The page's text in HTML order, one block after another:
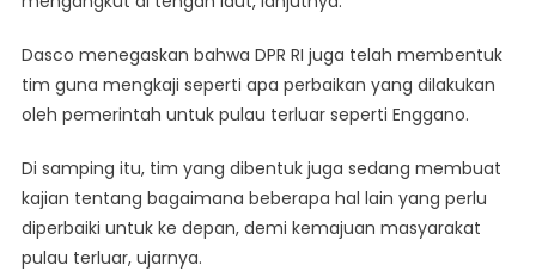
Dasco menegaskan bahwa DPR RI juga telah membentuk
tim guna mengkaji seperti apa perbaikan yang dilakukan
oleh pemerintah untuk pulau terluar seperti Enggano.
Di samping itu, tim yang dibentuk juga sedang membuat
kajian tentang bagaimana beberapa hal lain yang perlu
diperbaiki untuk ke depan, demi kemajuan masyarakat
pulau terluar, ujarnya.